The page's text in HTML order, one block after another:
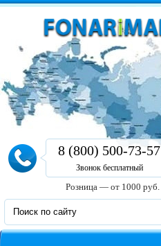
8 (800) 500-73-57
Звонок бесплатный
Розница — от 1000 руб.